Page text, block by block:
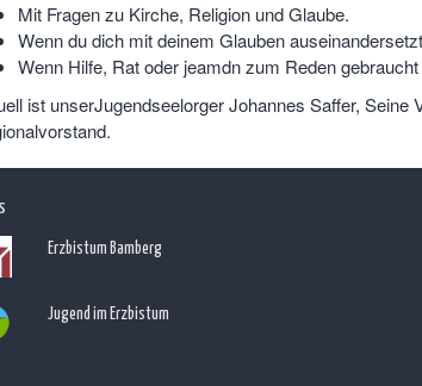
Mit Fragen zu Kirche, Religion und Glaube.
Wenn du dich mit deinem Glauben
Wenn Hilfe, Rat oder jeamdn zum Reden
ist unserJugendseelorger Johannes Saffer, Seine
Erzbistum Bamberg
Jugend im Erzbistum